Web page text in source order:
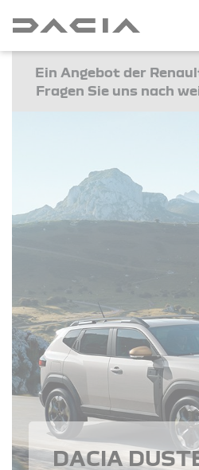
Ein Angebot der
Fragen Sie uns nach
DACIA